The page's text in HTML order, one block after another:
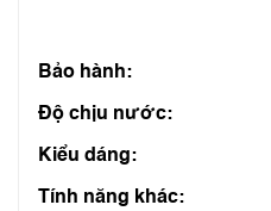
Bảo hành:
Độ chịu nước:
Kiểu dáng:
Tính năng khác: